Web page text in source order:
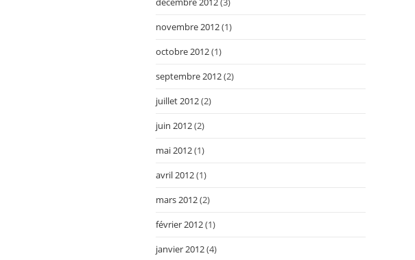
novembre 2012(1)
octobre 2012(1)
septembre 2012(2)
juillet 2012(2)
juin 2012(2)
mai 2012(1)
avril 2012(1)
mars 2012(2)
février 2012(1)
janvier 2012(4)